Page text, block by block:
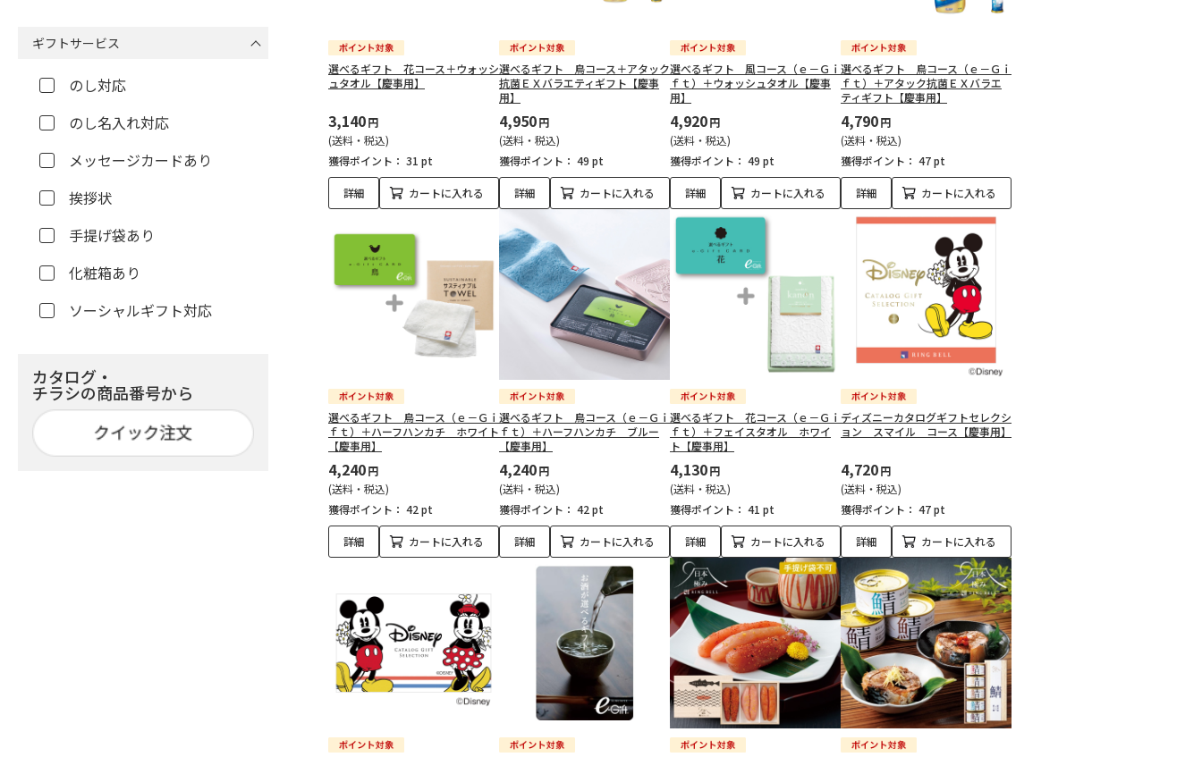
選べるギフト 花コース＋ウォッシ
ュタオル【慶事用】
3,140円
(送料・税込)
獲得ポイント： 31 pt
詳細 カートに入れる
選べるギフト 鳥コース＋アタック
抗菌ＥＸバラエティギフト【慶事
用】
4,950円
(送料・税込)
獲得ポイント： 49 pt
詳細 カートに入れる
選べるギフト 風コース（ｅ－Ｇｉ
ｆｔ）＋ウォッシュタオル【慶事
用】
4,920円
(送料・税込)
獲得ポイント： 49 pt
詳細 カートに入れる
選べるギフト 鳥コース（ｅ－Ｇｉ
ｆｔ）＋アタック抗菌ＥＸバラエ
ティギフト【慶事用】
4,790円
(送料・税込)
獲得ポイント： 47 pt
詳細 カートに入れる
選べるギフト 鳥コース（ｅ－Ｇｉ
ｆｔ）＋ハーフハンカチ ホワイト
【慶事用】
4,240円
(送料・税込)
獲得ポイント： 42 pt
詳細 カートに入れる
選べるギフト 鳥コース（ｅ－Ｇｉ
ｆｔ）＋ハーフハンカチ ブルー
【慶事用】
4,240円
(送料・税込)
獲得ポイント： 42 pt
詳細 カートに入れる
選べるギフト 花コース（ｅ－Ｇｉ
ｆｔ）＋フェイスタオル ホワイ
ト【慶事用】
4,130円
(送料・税込)
獲得ポイント： 41 pt
詳細 カートに入れる
ディズニーカタログギフトセレクシ
ョン スマイル コース【慶事用】
4,720円
(送料・税込)
獲得ポイント： 47 pt
詳細 カートに入れる
ギフトサービス
のし対応
のし名入れ対応
メッセージカードあり
挨拶状
手提げ袋あり
化粧箱あり
ソーシャルギフト対応
カタログ・
チラシの商品番号から